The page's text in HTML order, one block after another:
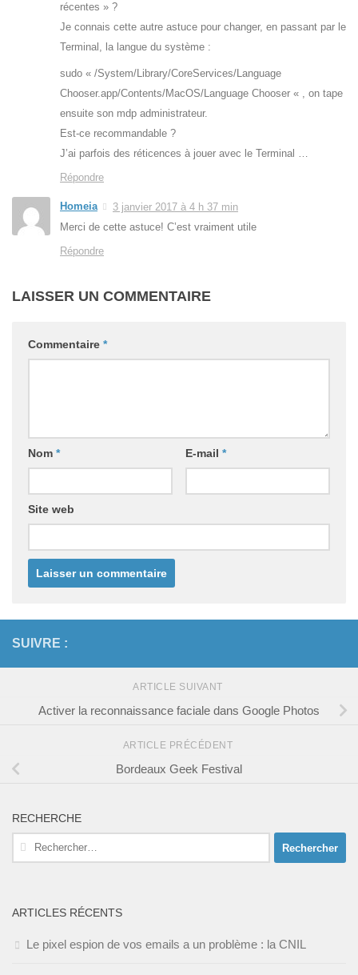
récentes » ?
Je connais cette autre astuce pour changer, en passant par le
Terminal, la langue du système :
sudo « /System/Library/CoreServices/Language
Chooser.app/Contents/MacOS/Language Chooser « , on tape
ensuite son mdp administrateur.
Est-ce recommandable ?
J’ai parfois des réticences à jouer avec le Terminal …
Répondre
Homeia
3 janvier 2017 à 4 h 37 min
Merci de cette astuce! C’est vraiment utile
Répondre
LAISSER UN COMMENTAIRE
Commentaire *
Nom * E-mail *
Site web
SUIVRE :
ARTICLE SUIVANT
Activer la reconnaissance faciale dans Google Photos
ARTICLE PRÉCÉDENT
Bordeaux Geek Festival
RECHERCHE
Rechercher :
ARTICLES RÉCENTS
Le pixel espion de vos emails a un problème : la CNIL